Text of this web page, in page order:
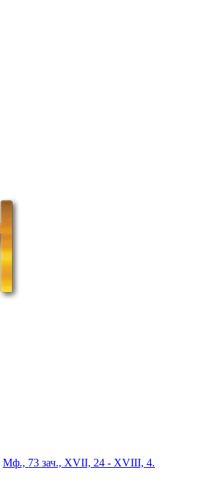
Мф., 73 зач., XVII, 24 - XVIII, 4.